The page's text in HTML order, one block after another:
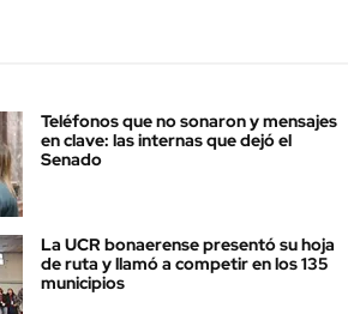
Teléfonos que no sonaron y mensajes
en clave: las internas que dejó el
Senado
La UCR bonaerense presentó su hoja
de ruta y llamó a competir en los 135
municipios